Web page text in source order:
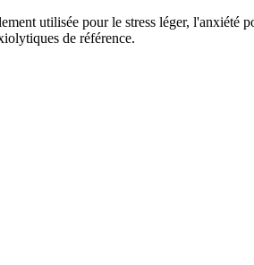
utilisée pour le stress léger, l'anxiété
de référence.